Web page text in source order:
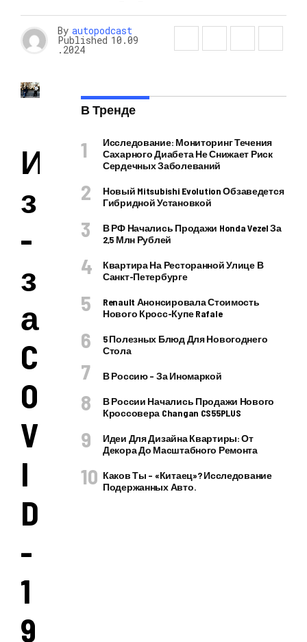
By autopodcast
Published 10.09
.2024
И
з
-
з
а
C
O
V
I
D
-
1
9
В Тренде
Исследование: Мониторинг Течения
Сахарного Диабета Не Снижает Риск
Сердечных Заболеваний
Новый Mitsubishi Evolution Обзаведется
Гибридной Установкой
В РФ Начались Продажи Honda Vezel За
2,5 Млн Рублей
Квартира На Ресторанной Улице В
Санкт-Петербурге
Renault Анонсировала Стоимость
Нового Кросс-Купе Rafale
5 Полезных Блюд Для Новогоднего
Стола
В Россию – За Иномаркой
В России Начались Продажи Нового
Кроссовера Changan CS55PLUS
Идеи Для Дизайна Квартиры: От
Декора До Масштабного Ремонта
Каков Ты – «китаец»? Исследование
Подержанных Авто.